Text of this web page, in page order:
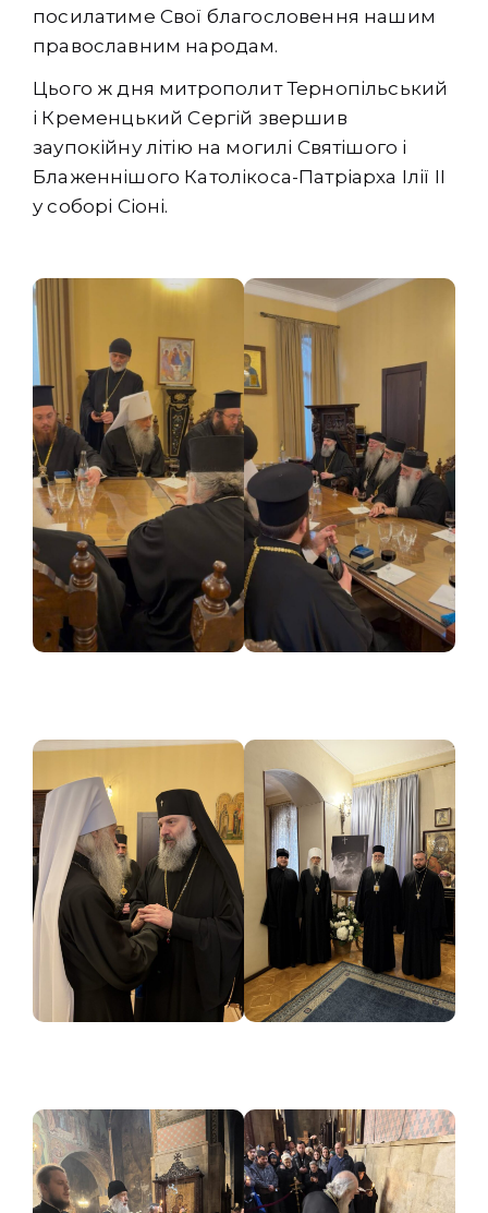
посилатиме Свої благословення нашим
православним народам.
Цього ж дня митрополит Тернопільський
і Кременцький Сергій звершив
заупокійну літію на могилі Святішого і
Блаженнішого Католікоса-Патріарха Ілії ІІ
у соборі Сіоні.